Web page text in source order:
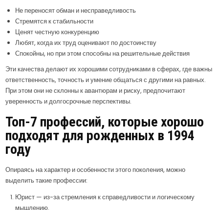
Не переносят обман и несправедливость
Стремятся к стабильности
Ценят честную конкуренцию
Любят, когда их труд оценивают по достоинству
Спокойны, но при этом способны на решительные действия
Эти качества делают их хорошими сотрудниками в сферах, где важны
ответственность, точность и умение общаться с другими на равных.
При этом они не склонны к авантюрам и риску, предпочитают
уверенность и долгосрочные перспективы.
Топ-7 профессий, которые хорошо
подходят для рожденных в 1994
году
Опираясь на характер и особенности этого поколения, можно
выделить такие профессии:
Юрист — из-за стремления к справедливости и логическому
мышлению.